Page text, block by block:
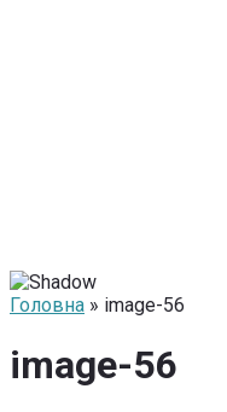
Головна » image-56
image-56